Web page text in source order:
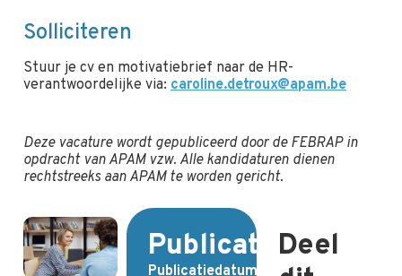
Solliciteren
Stuur je cv en motivatiebrief naar de HR-
verantwoordelijke via: caroline.detroux@apam.be
Deze vacature wordt gepubliceerd door de FEBRAP in
opdracht van APAM vzw. Alle kandidaturen dienen
rechtstreeks aan APAM te worden gericht.
Publicatiedetails
Publicatiedatum:
Deel